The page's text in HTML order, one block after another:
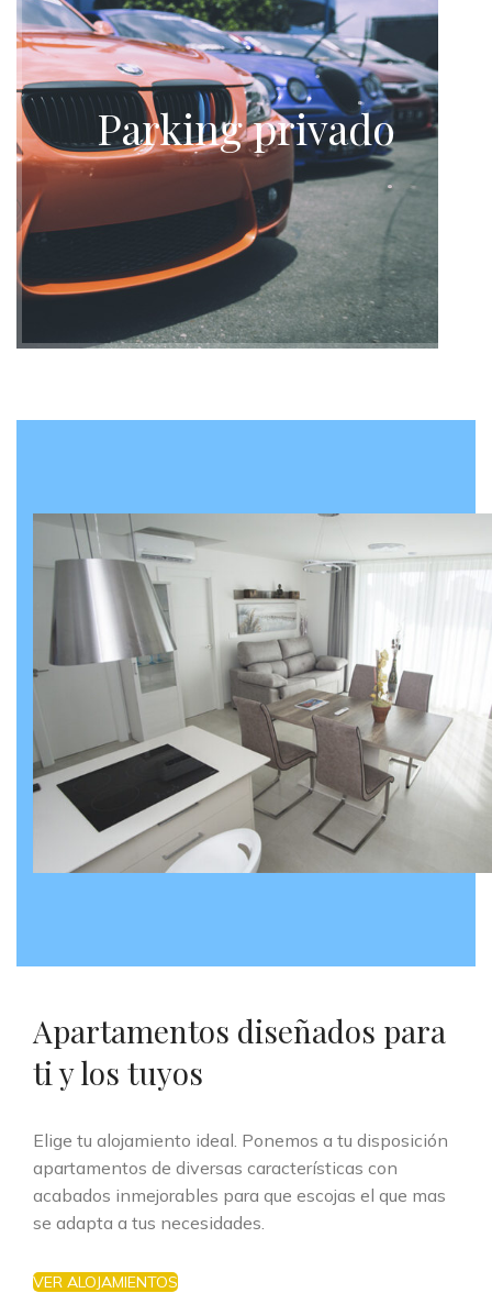
Parking privado
Apartamentos diseñados para
ti y los tuyos
Elige tu alojamiento ideal. Ponemos a tu disposición
apartamentos de diversas características con
acabados inmejorables para que escojas el que mas
se adapta a tus necesidades.
VER ALOJAMIENTOS